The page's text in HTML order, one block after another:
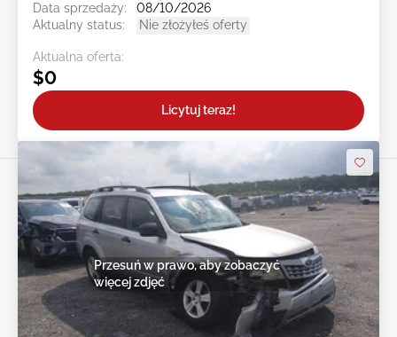
Data sprzedaży:
08/10/2026
Aktualny status:
Nie złożyłeś oferty
Aktualna oferta:
$0
Licytuj teraz!
Przesuń w prawo, aby zobaczyć
więcej zdjęć